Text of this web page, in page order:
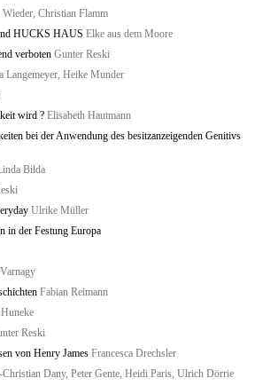
Christian Flamm
HUCKS HAUS Elke aus dem Moore
verboten Gunter Reski
Langemeyer, Heike Munder
wird ? Elisabeth Hautmann
bei der Anwendung des besitzanzeigenden Genitivs
Bilda
Ulrike Müller
in der Festung Europa
Fabian Reimann
Reski
von Henry James Francesca Drechsler
Christian Dany, Peter Gente, Heidi Paris, Ulrich Dörrie